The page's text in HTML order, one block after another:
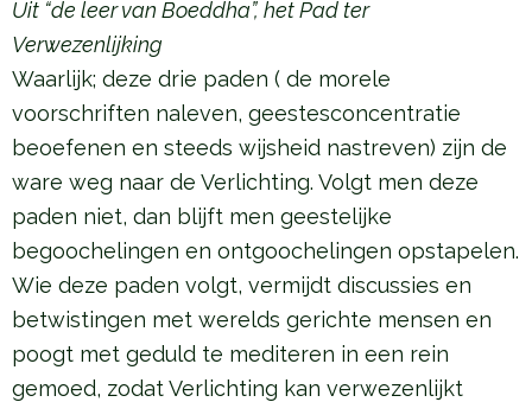
Uit “de leer van Boeddha”, het Pad ter
Verwezenlijking
Waarlijk; deze drie paden ( de morele
voorschriften naleven, geestesconcentratie
beoefenen en steeds wijsheid nastreven) zijn de
ware weg naar de Verlichting. Volgt men deze
paden niet, dan blijft men geestelijke
begoochelingen en ontgoochelingen opstapelen.
Wie deze paden volgt, vermijdt discussies en
betwistingen met werelds gerichte mensen en
poogt met geduld te mediteren in een rein
gemoed, zodat Verlichting kan verwezenlijkt